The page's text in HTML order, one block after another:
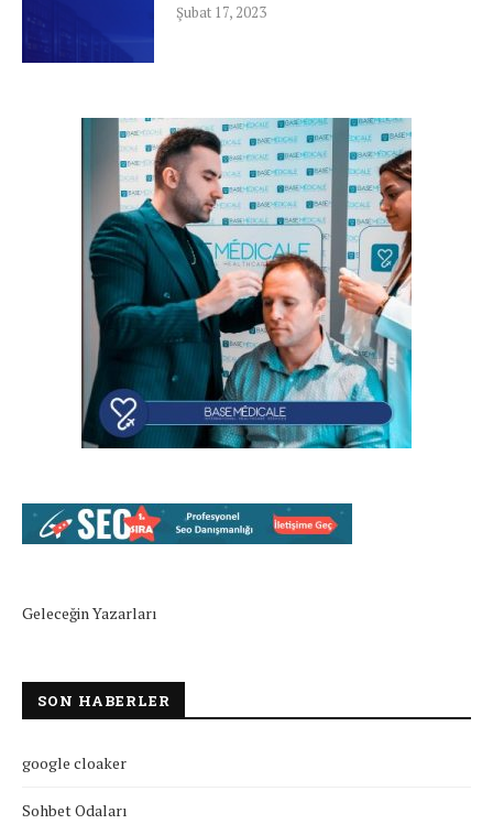
Şubat 17, 2023
Geleceğin Yazarları
SON HABERLER
google cloaker
Sohbet Odaları